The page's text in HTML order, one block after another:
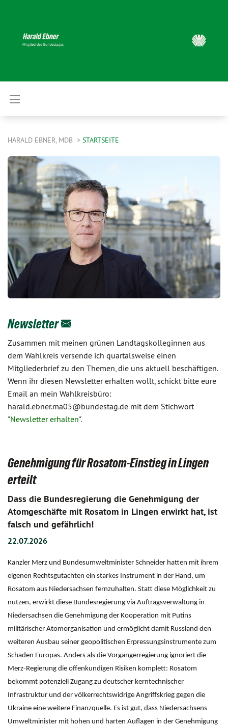
HARALD EBNER, MDB STARTSEITE
Newsletter
Zusammen mit meinen grünen Landtagskolleginnen aus
dem Wahlkreis versende ich quartalsweise einen
Mitgliederbrief zu den Themen, die uns aktuell beschäftigen.
Wenn ihr diesen Newsletter erhalten wollt, schickt bitte eure
Email an mein Wahlkreisbüro:
harald.ebner.ma05@bundestag.de mit dem Stichwort
"Newsletter erhalten".
Genehmigung für Rosatom-Einstieg in Lingen
erteilt
Dass die Bundesregierung die Genehmigung der
Atomgeschäfte mit Rosatom in Lingen erwirkt hat, ist
falsch und gefährlich!
22.07.2026
Kanzler Merz und Bundesumweltminister Schneider hatten mit ihrem
eigenen Rechtsgutachten ein starkes Instrument in der Hand, um
Rosatom aus Niedersachsen fernzuhalten. Statt diese Möglichkeit zu
nutzen, erwirkt diese Bundesregierung via Auftragsverwaltung in
Niedersachsen die Genehmigung der Kooperation mit Putins
militärischer Atomorganisation und ermöglicht damit Russland den
weiteren Ausbau seiner geopolitischen Erpressungsinstrumente zum
Schaden Europas. Anders als die Vorgängerregierung ignoriert die
Merz-Regierung die offenkundigen Risiken komplett: Rosatom
bekommt potenziell Zugang zu deutscher kerntechnischer
Infrastruktur und der völkerrechtswidrige Angriffskrieg gegen die
Ukraine eine weitere Finanzquelle. Es ist gut, dass Niedersachsens
Umweltminister mit hohen und harten Auflagen in der Genehmigung